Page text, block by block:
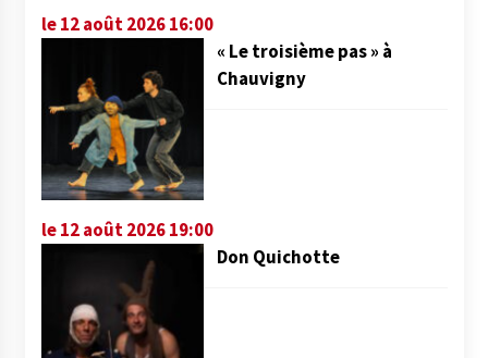
le 12 août 2026 16:00
« Le troisième pas » à
Chauvigny
le 12 août 2026 19:00
Don Quichotte